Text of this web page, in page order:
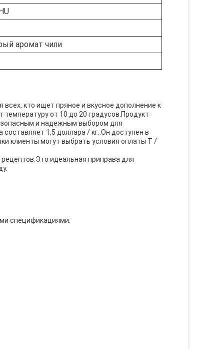
аромат чили
кто ищет пряное и вкусное дополнение к
температуру от 10 до 20 градусов.Продукт
и надежным выбором для
1,5 доллара / кг..Он доступен в
клиенты могут выбрать условия оплаты T /
идеальная приправа для
спецификациями: